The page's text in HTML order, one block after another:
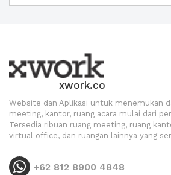
xwork.co
Website dan Aplikasi untuk menemukan
meeting, kantor, ruang acara mulai dari
Tersedia ribuan ruang meeting, ruang
virtual office, dan ruangan lainnya yang
+62 812 8900 4848